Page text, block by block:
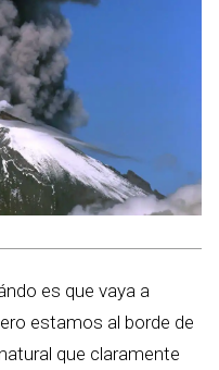
es que vaya a
estamos al borde de
que claramente